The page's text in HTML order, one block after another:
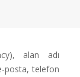
alan adı
posta, telefon